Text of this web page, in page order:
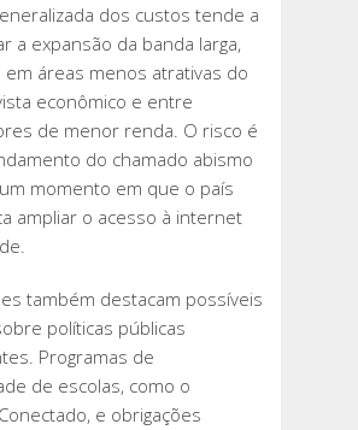
dos custos tende a
a expansão da banda larga,
áreas menos atrativas do
econômico e entre
de menor renda. O risco é
do chamado abismo
momento em que o país
ampliar o acesso à internet
também destacam possíveis
políticas públicas
Programas de
de escolas, como o
e obrigações